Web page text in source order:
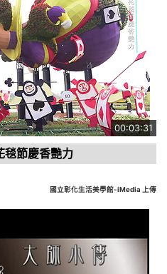
00:03:31
毯節慶香艷力
國立彰化生活美學館-iMedia 上傳